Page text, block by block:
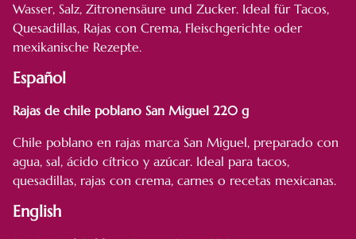
Wasser, Salz, Zitronensäure und Zucker. Ideal für Tacos,
Quesadillas, Rajas con Crema, Fleischgerichte oder
mexikanische Rezepte.
Español
Rajas de chile poblano San Miguel 220 g
Chile poblano en rajas marca San Miguel, preparado con
agua, sal, ácido cítrico y azúcar. Ideal para tacos,
quesadillas, rajas con crema, carnes o recetas mexicanas.
English